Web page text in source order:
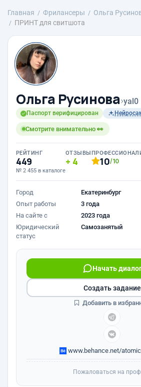
Главная Фрилансеры Ольга
ПРИНТ для свитшота
Ольга Русинова›yal0
Паспорт верифицирован
Смотрите внимательно 👀
РЕЙТИНГ
449
№ 2 455 в каталоге
ОТЗЫВЫ
4 10/10
Город
Екатеринбург
Опыт работы
3 года
На сайте с
2023 года
Юридический
статус
Самозанятый
Начать
www.behance.net/
Создать задание
Добавить в
Пожаловаться на